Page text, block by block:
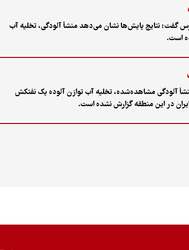
است.
گفت: نتایج پایش‌ها نشان می‌دهد منشأ آلودگی، تخلیه آب
است.
آلودگی مشاهده‌شده، تخلیه آب توازن آلوده یک نفتکش
در این منطقه گزارش نشده است.